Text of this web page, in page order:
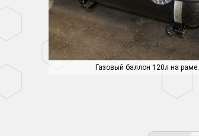
Газовый баллон 120л на раме.